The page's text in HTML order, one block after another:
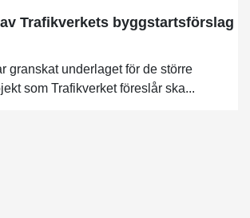
Trafikverkets byggstartsförslag
granskat underlaget för de större
som Trafikverket föreslår ska...